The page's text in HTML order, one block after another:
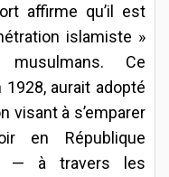
affirme qu’il est
islamiste »
Ce
aurait adopté
visant à s’emparer
en République
— à travers les